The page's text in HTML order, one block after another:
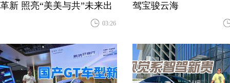
革新 照亮“美美与共”未来出
03:26
驾宝骏云海